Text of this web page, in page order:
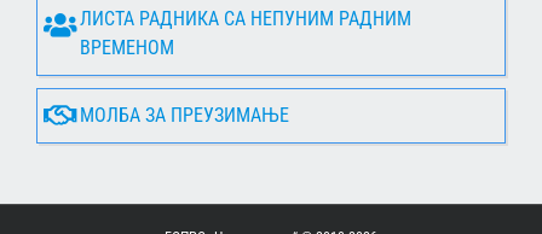
ЛИСТА РАДНИКА СА НЕПУНИМ РАДНИМ
ВРЕМЕНОМ
МОЛБА ЗА ПРЕУЗИМАЊЕ